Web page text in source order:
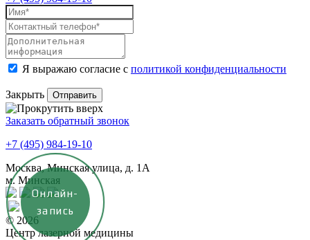
Я выражаю согласие с политикой конфиденциальности
Закрыть
Заказать обратный звонок
+7 (495) 984-19-10
Москва, Минская улица, д. 1А
м. Минская
© 2026
Центр лазерной медицины
Онлайн-
запись